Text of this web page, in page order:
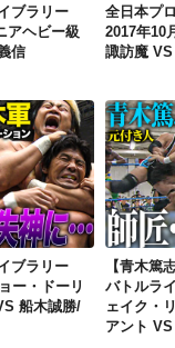
ブラリー
アヘビー級
信
全日本プ
2017年10
諏訪魔
全日本プロレス バトルライブラリー 2013年2月23日 諏訪魔/ジョー・ドーリング/佐藤光留/MAZADA VS 船木誠勝/曙/浜亮太/金本浩二
ブラリー
ー・ドーリ
船木誠勝/
【青木篤
バトルラ
ェイク・
アント